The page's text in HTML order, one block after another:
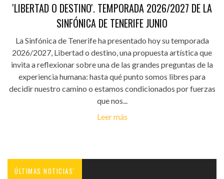
'LIBERTAD O DESTINO'. TEMPORADA 2026/2027 DE LA
SINFÓNICA DE TENERIFE JUNIO
La Sinfónica de Tenerife ha presentado hoy su temporada
2026/2027, Libertad o destino, una propuesta artística que
invita a reflexionar sobre una de las grandes preguntas de la
experiencia humana: hasta qué punto somos libres para
decidir nuestro camino o estamos condicionados por fuerzas
que nos...
Leer más
ÚLTIMAS NOTICIAS'